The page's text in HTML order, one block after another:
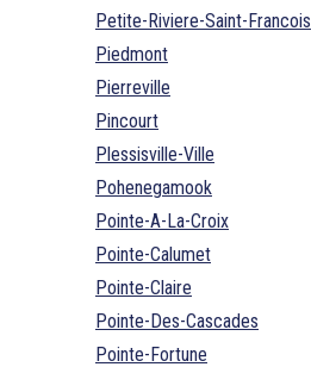
Petite-Riviere-Saint-Francois
Piedmont
Pierreville
Pincourt
Plessisville-Ville
Pohenegamook
Pointe-A-La-Croix
Pointe-Calumet
Pointe-Claire
Pointe-Des-Cascades
Pointe-Fortune